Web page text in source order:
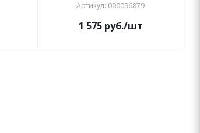
Артикул: 000096879
1 575руб./шт